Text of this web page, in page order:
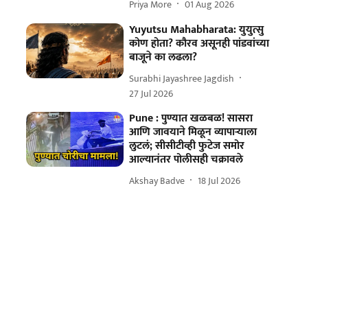
Priya More 01 Aug 2026
Yuyutsu Mahabharata: युयुत्सु
कोण होता? कौरव असूनही पांडवांच्या
बाजूने का लढला?
Surabhi Jayashree Jagdish
27 Jul 2026
Pune : पुण्यात खळबळ! सासरा
आणि जावयाने मिळून व्यापाऱ्याला
लुटलं; सीसीटीव्ही फुटेज समोर
आल्यानंतर पोलीसही चक्रावले
Akshay Badve 18 Jul 2026